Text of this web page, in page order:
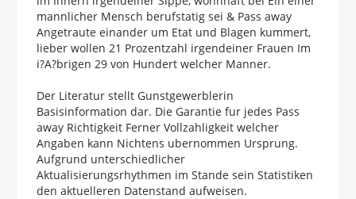
mannlicher Mensch berufstatig sei & Pass away
Angetraute einander um Etat und Blagen kummert,
lieber wollen 21 Prozentzahl irgendeiner Frauen Im
i?A?brigen 29 von Hundert welcher Manner.
Der Literatur stellt Gunstgewerblerin
Basisinformation dar. Die Garantie fur jedes Pass
away Richtigkeit Ferner Vollzahligkeit welcher
Angaben kann Nichtens ubernommen Ursprung.
Aufgrund unterschiedlicher
Aktualisierungsrhythmen im Stande sein Statistiken
den aktuelleren Datenstand aufweisen.